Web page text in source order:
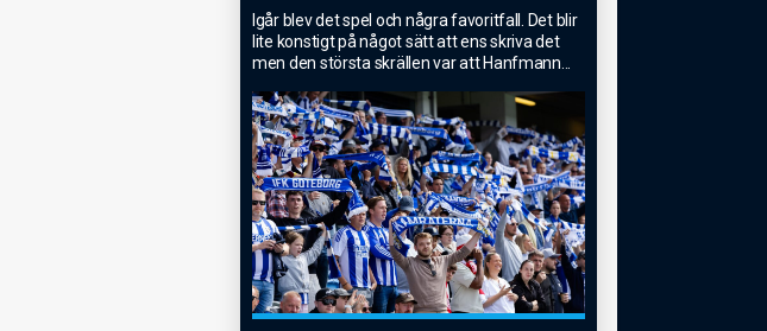
Igår blev det spel och några favoritfall. Det blir
lite konstigt på något sätt att ens skriva det
men den största skrällen var att Hanfmann